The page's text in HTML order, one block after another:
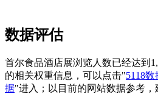
数据评估
首尔食品酒店展浏览人数已经达到
的相关权重信息，可以点击"5118数
据"进入；以目前的网站数据参考